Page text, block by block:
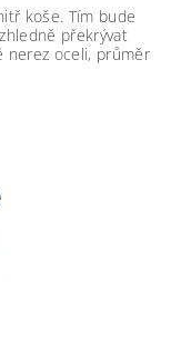
koše. Tím bude
překrývat
nerez oceli, průměr